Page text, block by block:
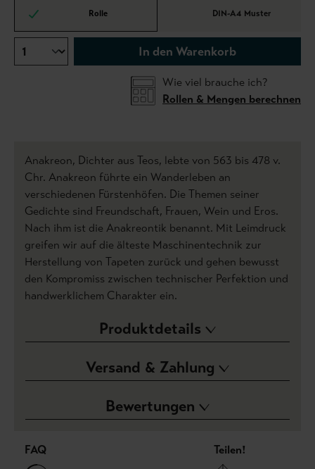
Rolle DIN-A4 Muster
In den Warenkorb
Wie viel brauche ich?
Rollen & Mengen berechnen
Anakreon, Dichter aus Teos, lebte von 563 bis 478 v.
Chr. Anakreon führte ein Wanderleben an
verschiedenen Fürstenhöfen. Die Themen seiner
Gedichte sind Freundschaft, Frauen, Wein und Eros.
Nach ihm ist die Anakreontik benannt. Mit Leimdruck
greifen wir auf die älteste Maschinentechnik zur
Herstellung von Tapeten zurück und gehen bewusst
den Kompromiss zwischen technischer Perfektion und
handwerklichem Charakter ein.
Produktdetails
Versand & Zahlung
Bewertungen
FAQ Teilen!